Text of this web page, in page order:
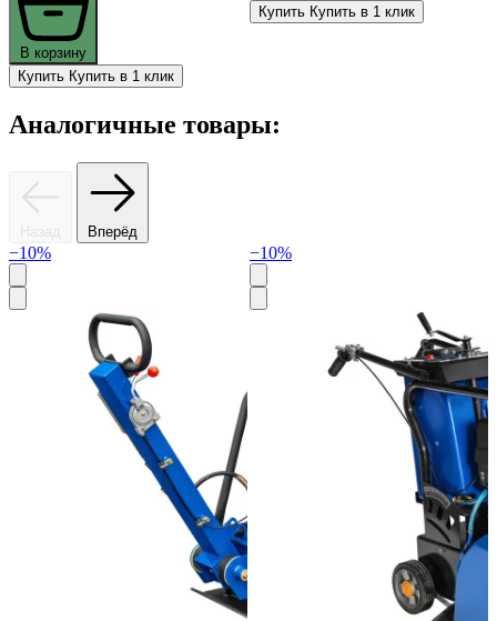
В корзину
Купить Купить в 1 клик
Купить Купить в 1 клик
Аналогичные товары:
Назад Вперёд
−10% −10%